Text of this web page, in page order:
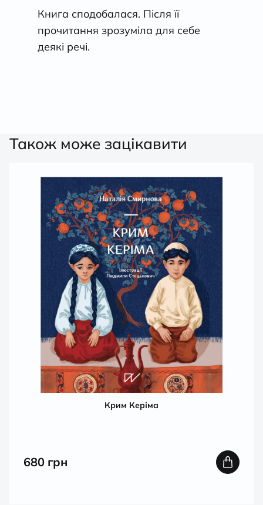
Книга сподобалася. Після її
прочитання зрозуміла для себе
деякі речі.
Також може зацікавити
Крим Керіма
680 грн